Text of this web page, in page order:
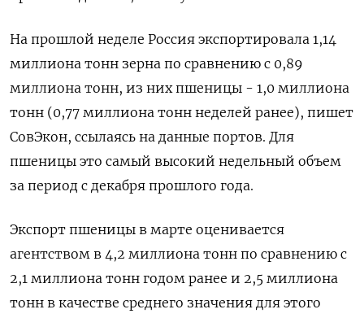
На прошлой неделе Россия экспортировала 1,14
миллиона тонн зерна по сравнению с 0,89
миллиона тонн, из них пшеницы - 1,0 миллиона
тонн (0,77 миллиона тонн неделей ранее), пишет
СовЭкон, ссылаясь на данные портов. Для
пшеницы это самый высокий недельный объем
за период с декабря прошлого года.
Экспорт пшеницы в марте оценивается
агентством в 4,2 миллиона тонн по сравнению с
2,1 миллиона тонн годом ранее и 2,5 миллиона
тонн в качестве среднего значения для этого